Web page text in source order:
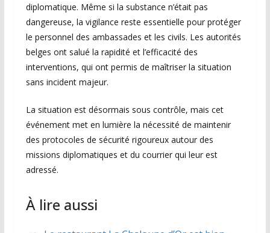
diplomatique. Même si la substance n’était pas
dangereuse, la vigilance reste essentielle pour protéger
le personnel des ambassades et les civils. Les autorités
belges ont salué la rapidité et l’efficacité des
interventions, qui ont permis de maîtriser la situation
sans incident majeur.
La situation est désormais sous contrôle, mais cet
événement met en lumière la nécessité de maintenir
des protocoles de sécurité rigoureux autour des
missions diplomatiques et du courrier qui leur est
adressé.
À lire aussi